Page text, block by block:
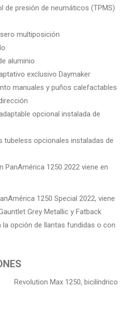
de presión de neumáticos (TPMS)
multiposición
aluminio
exclusivo Daymaker
manuales y puños calefactables
opcional instalada de
tubeless opcionales instaladas de
PanAmérica 1250 2022 viene en
1250 Special 2022, viene
Grey Metallic y Fatback
la opción de llantas fundidas o con
Max 1250, bicilíndrico